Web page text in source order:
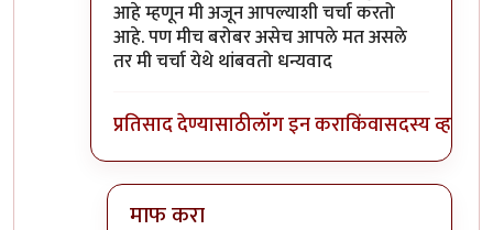
आहे म्हणून मी अजून आपल्याशी चर्चा करतो
आहे. पण मीच बरोबर असेच आपले मत असले
तर मी चर्चा येथे थांबवतो धन्यवाद
प्रतिसाद देण्यासाठीलॉग इन कराकिंवासदस्य व्हा
माफ करा